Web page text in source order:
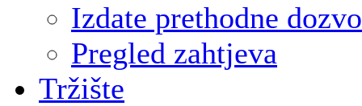
Izdate prethodne
Pregled zahtjeva
Tržište